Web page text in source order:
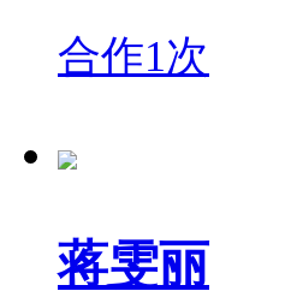
合作1次
蒋雯丽